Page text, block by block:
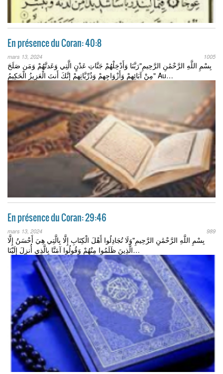
En présence du Coran: 40:8
mars 13, 2024 1005
بِسْمِ اللَّهِ الرَّحْمَٰنِ الرَّحِيمِ"رَبَّنَا وَأَدْخِلْهُمْ جَنَّاتِ عَدْنٍ الَّتِي وَعَدتَّهُمْ وَمَن صَلَحَ
مِنْ آبَائِهِمْ وَأَزْوَاجِهِمْ وَذُرِّيَّاتِهِمْ إِنَّكَ أَنتَ الْعَزِيزُ الْحَكِيمُ" Au…
En présence du Coran: 29:46
mars 13, 2024 989
بِسْمِ اللَّهِ الرَّحْمَٰنِ الرَّحِيمِ"وَلَا تُجَادِلُوا أَهْلَ الْكِتَابِ إِلَّا بِالَّتِي هِيَ أَحْسَنُ إِلَّا
الَّذِينَ ظَلَمُوا مِنْهُمْ وَقُولُوا آمَنَّا بِالَّذِي أُنزِلَ إِلَيْنَا…